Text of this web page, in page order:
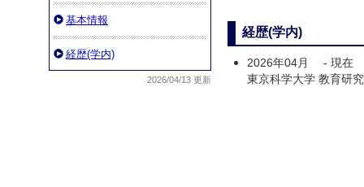
基本情報
経歴(学内)
2026/04/13 更新
経歴(学内)
2026年04月 - 現在
東京科学大学 教育研